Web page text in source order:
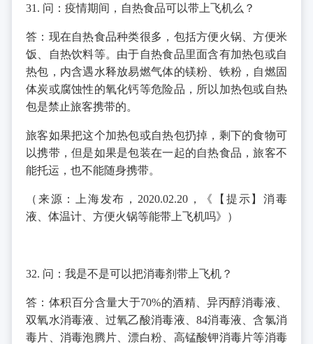
31. 问：疫情期间，自热食品可以带上飞机么？
答：现在自热食品种类很多，包括方便火锅、方便米
饭、自热饮料等。由于自热食品里面含有加热包或自
热包，内含遇水释放易燃气体的镁粉、铁粉，自燃固
体炭或腐蚀性的氧化钙等危险品，所以加热包或自热
包是禁止旅客携带的。
旅客如果把这个加热包或自热包扔掉，剩下的食物可
以携带，但是如果是包装在一起的自热食品，旅客不
能托运，也不能随身携带。
（来源：上海发布，2020.02.20，《【提示】消毒
液、体温计、方便火锅等能带上飞机吗》）
32. 问：我是不是可以把消毒剂带上飞机？
答：体积百分含量大于70%的酒精、异丙醇消毒液、
双氧水消毒液、过氧乙酸消毒液、84消毒液、含氯消
毒片、消毒泡腾片、漂白粉、高锰酸钾消毒片等消毒